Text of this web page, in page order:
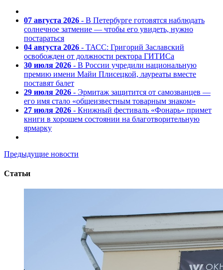
07 августа 2026 - В Петербурге готовятся наблюдать
солнечное затмение — чтобы его увидеть, нужно
постараться
04 августа 2026 - ТАСС: Григорий Заславский
освобожден от должности ректора ГИТИСа
30 июля 2026 - В России учредили национальную
премию имени Майи Плисецкой, лауреаты вместе
поставят балет
29 июля 2026 - Эрмитаж защитится от самозванцев —
его имя стало «общеизвестным товарным знаком»
27 июля 2026 - Книжный фестиваль «Фонарь» примет
книги в хорошем состоянии на благотворительную
ярмарку
Предыдущие новости
Статьи